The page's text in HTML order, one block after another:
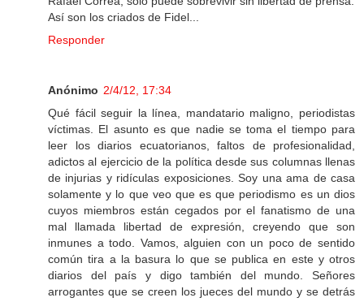
Así son los criados de Fidel...
Responder
Anónimo 2/4/12, 17:34
Qué fácil seguir la línea, mandatario maligno, periodistas
víctimas. El asunto es que nadie se toma el tiempo para
leer los diarios ecuatorianos, faltos de profesionalidad,
adictos al ejercicio de la política desde sus columnas llenas
de injurias y ridículas exposiciones. Soy una ama de casa
solamente y lo que veo que es que periodismo es un dios
cuyos miembros están cegados por el fanatismo de una
mal llamada libertad de expresión, creyendo que son
inmunes a todo. Vamos, alguien con un poco de sentido
común tira a la basura lo que se publica en este y otros
diarios del país y digo también del mundo. Señores
arrogantes que se creen los jueces del mundo y se detrás